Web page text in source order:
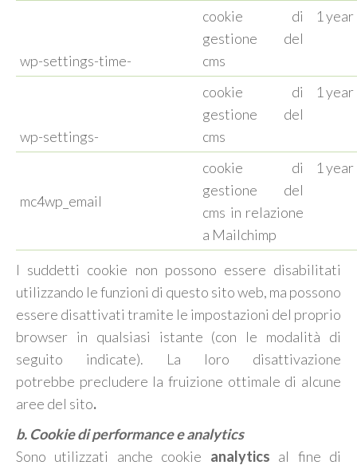
wp-settings-time-
cookie di
gestione del
cms
1 year
wp-settings-
cookie di
gestione del
cms
1 year
mc4wp_email
cookie di
gestione del
cms in relazione
a Mailchimp
1 year
I suddetti cookie non possono essere disabilitati
utilizzando le funzioni di questo sito web, ma possono
essere disattivati tramite le impostazioni del proprio
browser in qualsiasi istante (con le modalità di
seguito indicate). La loro disattivazione
potrebbe precludere la fruizione ottimale di alcune
aree del sito.
b. Cookie di performance e analytics
Sono utilizzati anche cookie analytics al fine di